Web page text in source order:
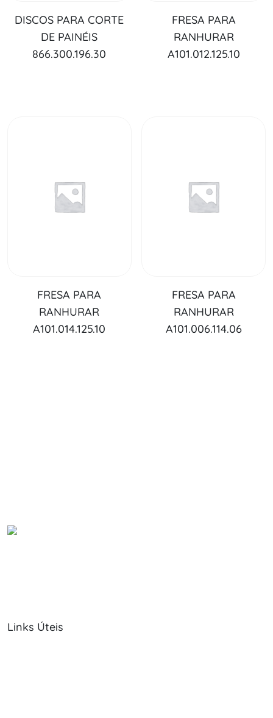
DISCOS PARA CORTE
DE PAINÉIS
866.300.196.30
FRESA PARA
RANHURAR
A101.012.125.10
FRESA PARA
RANHURAR
A101.014.125.10
FRESA PARA
RANHURAR
A101.006.114.06
Links Úteis